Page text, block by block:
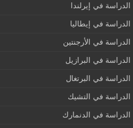
الدراسة في إيرلندا
الدراسة في إيطاليا
الدراسة في الأرجنتين
الدراسة في البرازيل
الدراسة في البرتغال
الدراسة في التشيك
الدراسة في الدنمارك